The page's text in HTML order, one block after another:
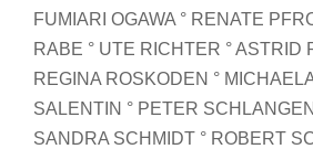
FUMIARI OGAWA ° RENATE
RABE ° UTE RICHTER ° ASTRID
REGINA ROSKODEN °
SALENTIN ° PETER
SANDRA SCHMIDT° ROBERT